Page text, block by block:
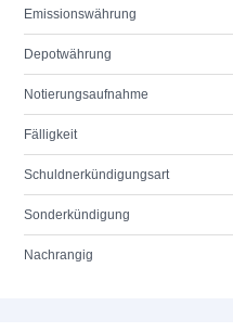
Emissionswährung
Depotwährung
Notierungsaufnahme
Fälligkeit
Schuldnerkündigungsart
Sonderkündigung
Nachrangig